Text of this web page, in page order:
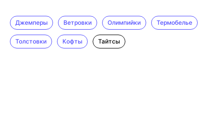
Джемперы Ветровки Олимпийки Термобелье
Толстовки Кофты Тайтсы